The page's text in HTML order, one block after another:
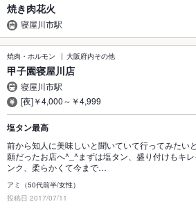
焼き肉花火
寝屋川市駅
焼肉・ホルモン 大阪府内その他
甲子園寝屋川店
寝屋川市駅
[夜]￥4,000～￥4,999
塩タン最高
前から知人に美味しいと聞いていて行ってみたい
願だったお店へ^_^まずは塩タン、盛り付けもキ
ンク、柔らかくて今まで…
アミ（50代前半/女性）
投稿日 2017/07/11